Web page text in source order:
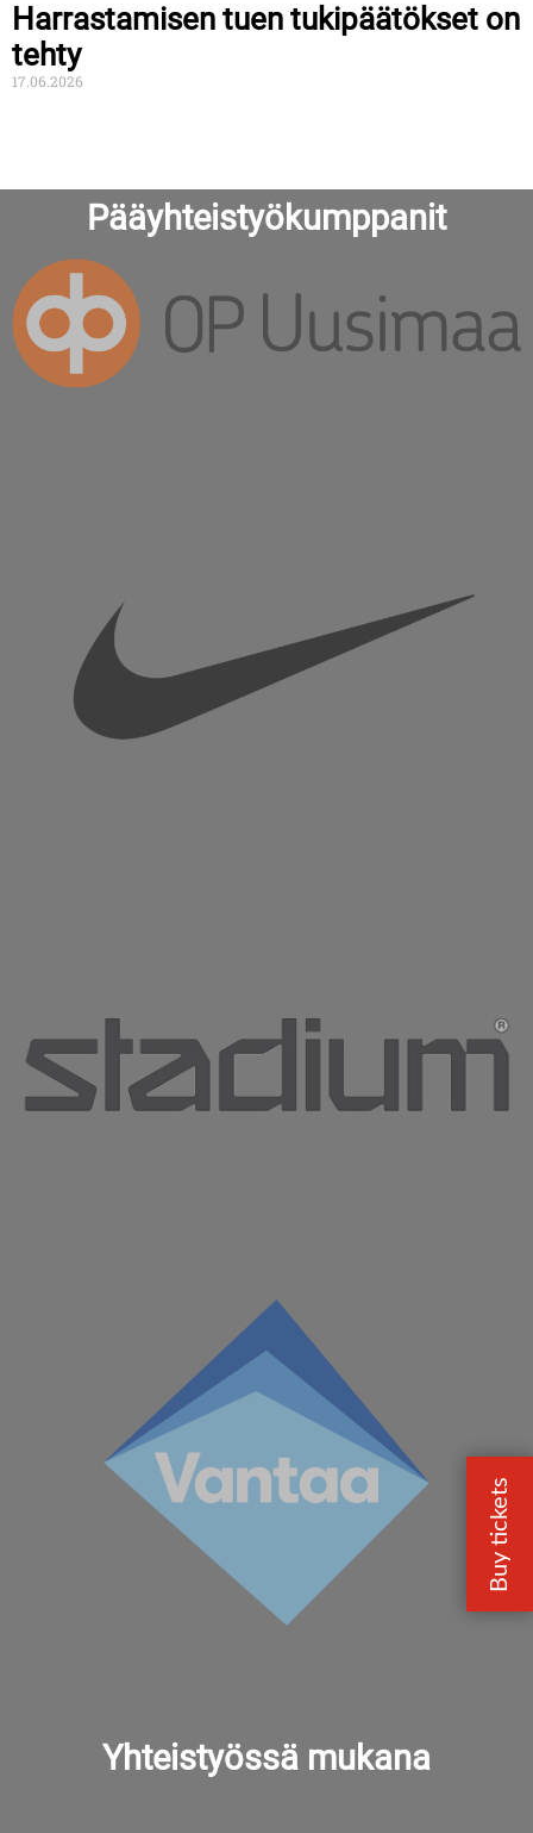
Harrastamisen tuen tukipäätökset on
tehty
17.06.2026
Pääyhteistyökumppanit
Yhteistyössä mukana